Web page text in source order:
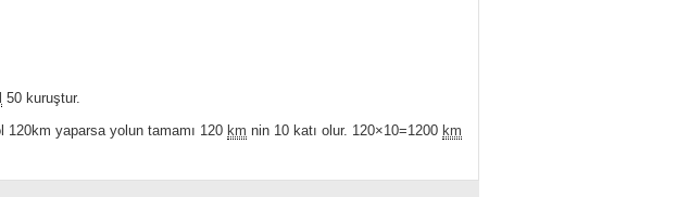
50 kuruştur.
yaparsa yolun tamamı 120 km nin 10 katı olur. 120×10=1200 km